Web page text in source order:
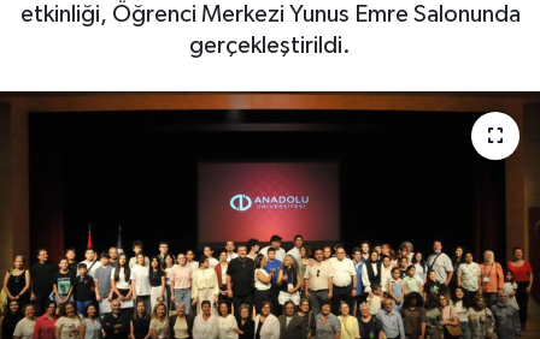
etkinliği, Öğrenci Merkezi Yunus Emre Salonunda
gerçekleştirildi.
Yaşam